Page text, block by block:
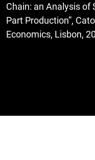
Chain: an Analysis of
Part Production”,
Economics, Lisbon,